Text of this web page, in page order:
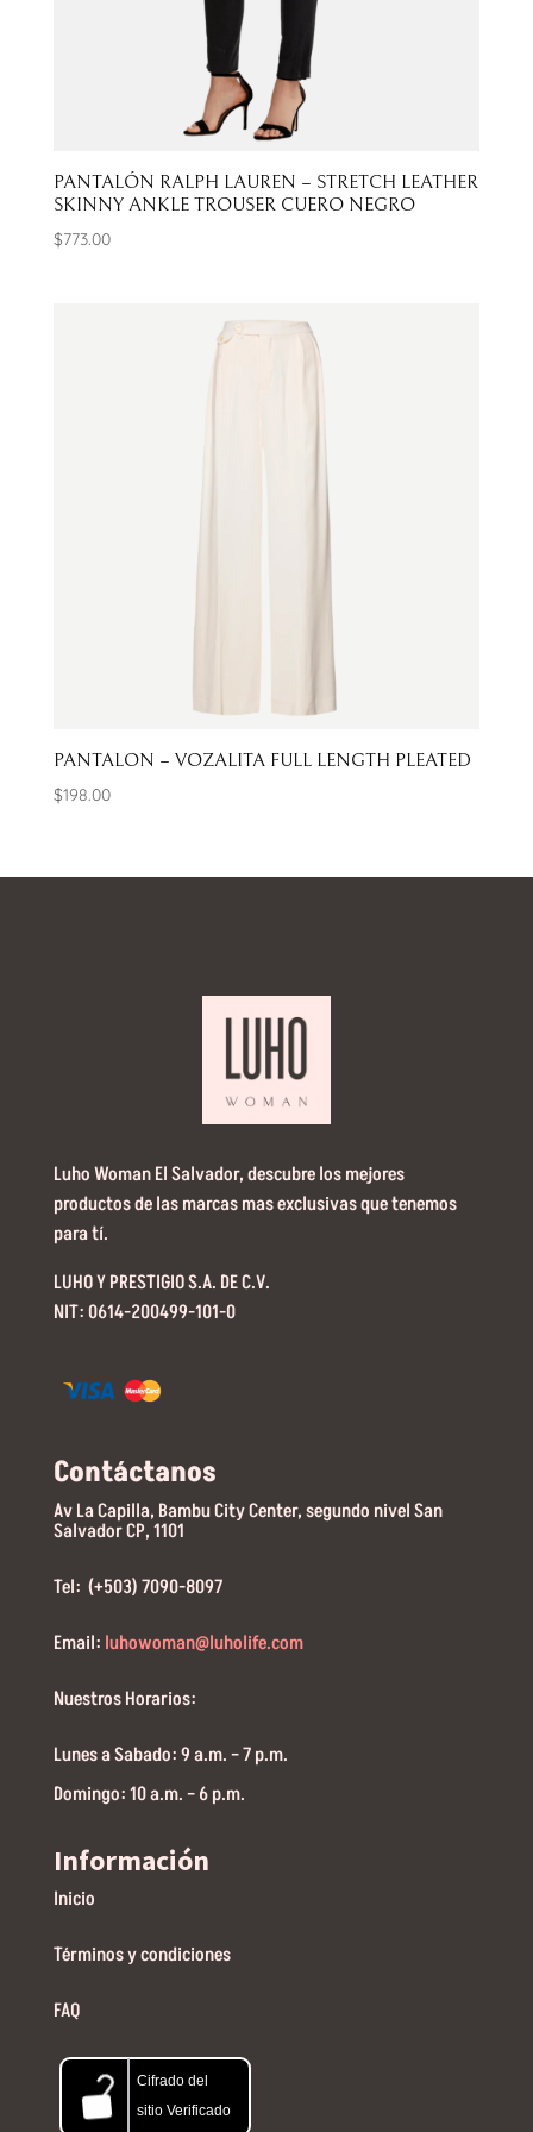
PANTALÓN RALPH LAUREN – STRETCH LEATHER
SKINNY ANKLE TROUSER CUERO NEGRO
$773.00
PANTALON – VOZALITA FULL LENGTH PLEATED
$198.00
Luho Woman El Salvador, descubre los mejores
productos de las marcas mas exclusivas que tenemos
para tí.
LUHO Y PRESTIGIO S.A. DE C.V.
NIT: 0614-200499-101-0
Contáctanos
Av La Capilla, Bambu City Center, segundo nivel San
Salvador CP, 1101
Tel: (+503) 7090-8097
Email: luhowoman@luholife.com
Nuestros Horarios:
Lunes a Sabado: 9 a.m. – 7 p.m.
Domingo: 10 a.m. – 6 p.m.
Información
Inicio
Términos y condiciones
FAQ